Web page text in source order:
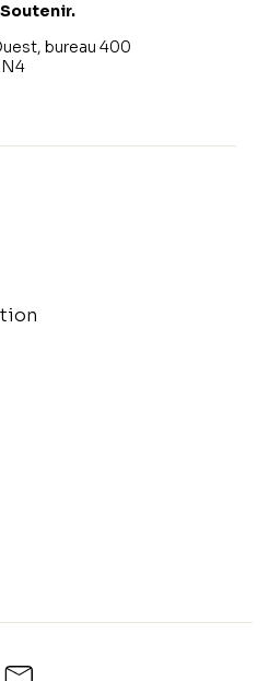
bureau 400